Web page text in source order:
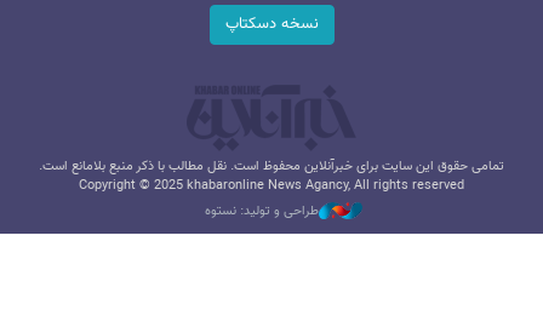
نسخه دسکتاپ
تمامی حقوق این سایت برای خبرآنلاین محفوظ است. نقل مطالب با ذکر منبع بلامانع است.
Copyright © 2025 khabaronline News Agancy, All rights reserved
طراحی و تولید: نستوه